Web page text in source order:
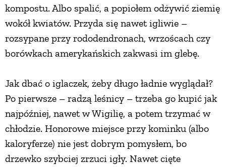
kompostu. Albo spalić, a popiołem odżywić ziemię
wokół kwiatów. Przyda się nawet igliwie –
rozsypane przy rododendronach, wrzoścach czy
borówkach amerykańskich zakwasi im glebę.
Jak dbać o iglaczek, żeby długo ładnie wyglądał?
Po pierwsze – radzą leśnicy – trzeba go kupić jak
najpóźniej, nawet w Wigilię, a potem trzymać w
chłodzie. Honorowe miejsce przy kominku (albo
kaloryferze) nie jest dobrym pomysłem, bo
drzewko szybciej zrzuci igły. Nawet cięte